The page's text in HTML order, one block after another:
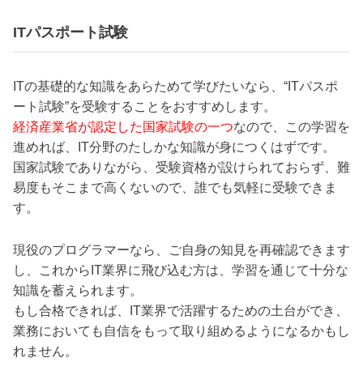
ITパスポート試験
ITの基礎的な知識をあらためて学びたいなら、“ITパスポ
ート試験”を受験することをおすすめします。
経済産業省が認定した国家試験の一つなので、この学習を
進めれば、IT分野のたしかな知識が身につくはずです。
国家試験でありながら、受験資格が設けられておらず、難
易度もそこまで高くないので、誰でも気軽に受験できま
す。
現役のプログラマーなら、ご自身の知見を再確認できます
し、これからIT業界に飛び込む方は、学習を通じて十分な
知識を蓄えられます。
もし合格できれば、IT業界で活躍するための土台ができ、
業務においても自信をもって取り組めるようになるかもし
れません。